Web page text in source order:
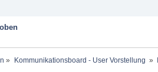
» Kommunikationsboard - User Vorstellung »